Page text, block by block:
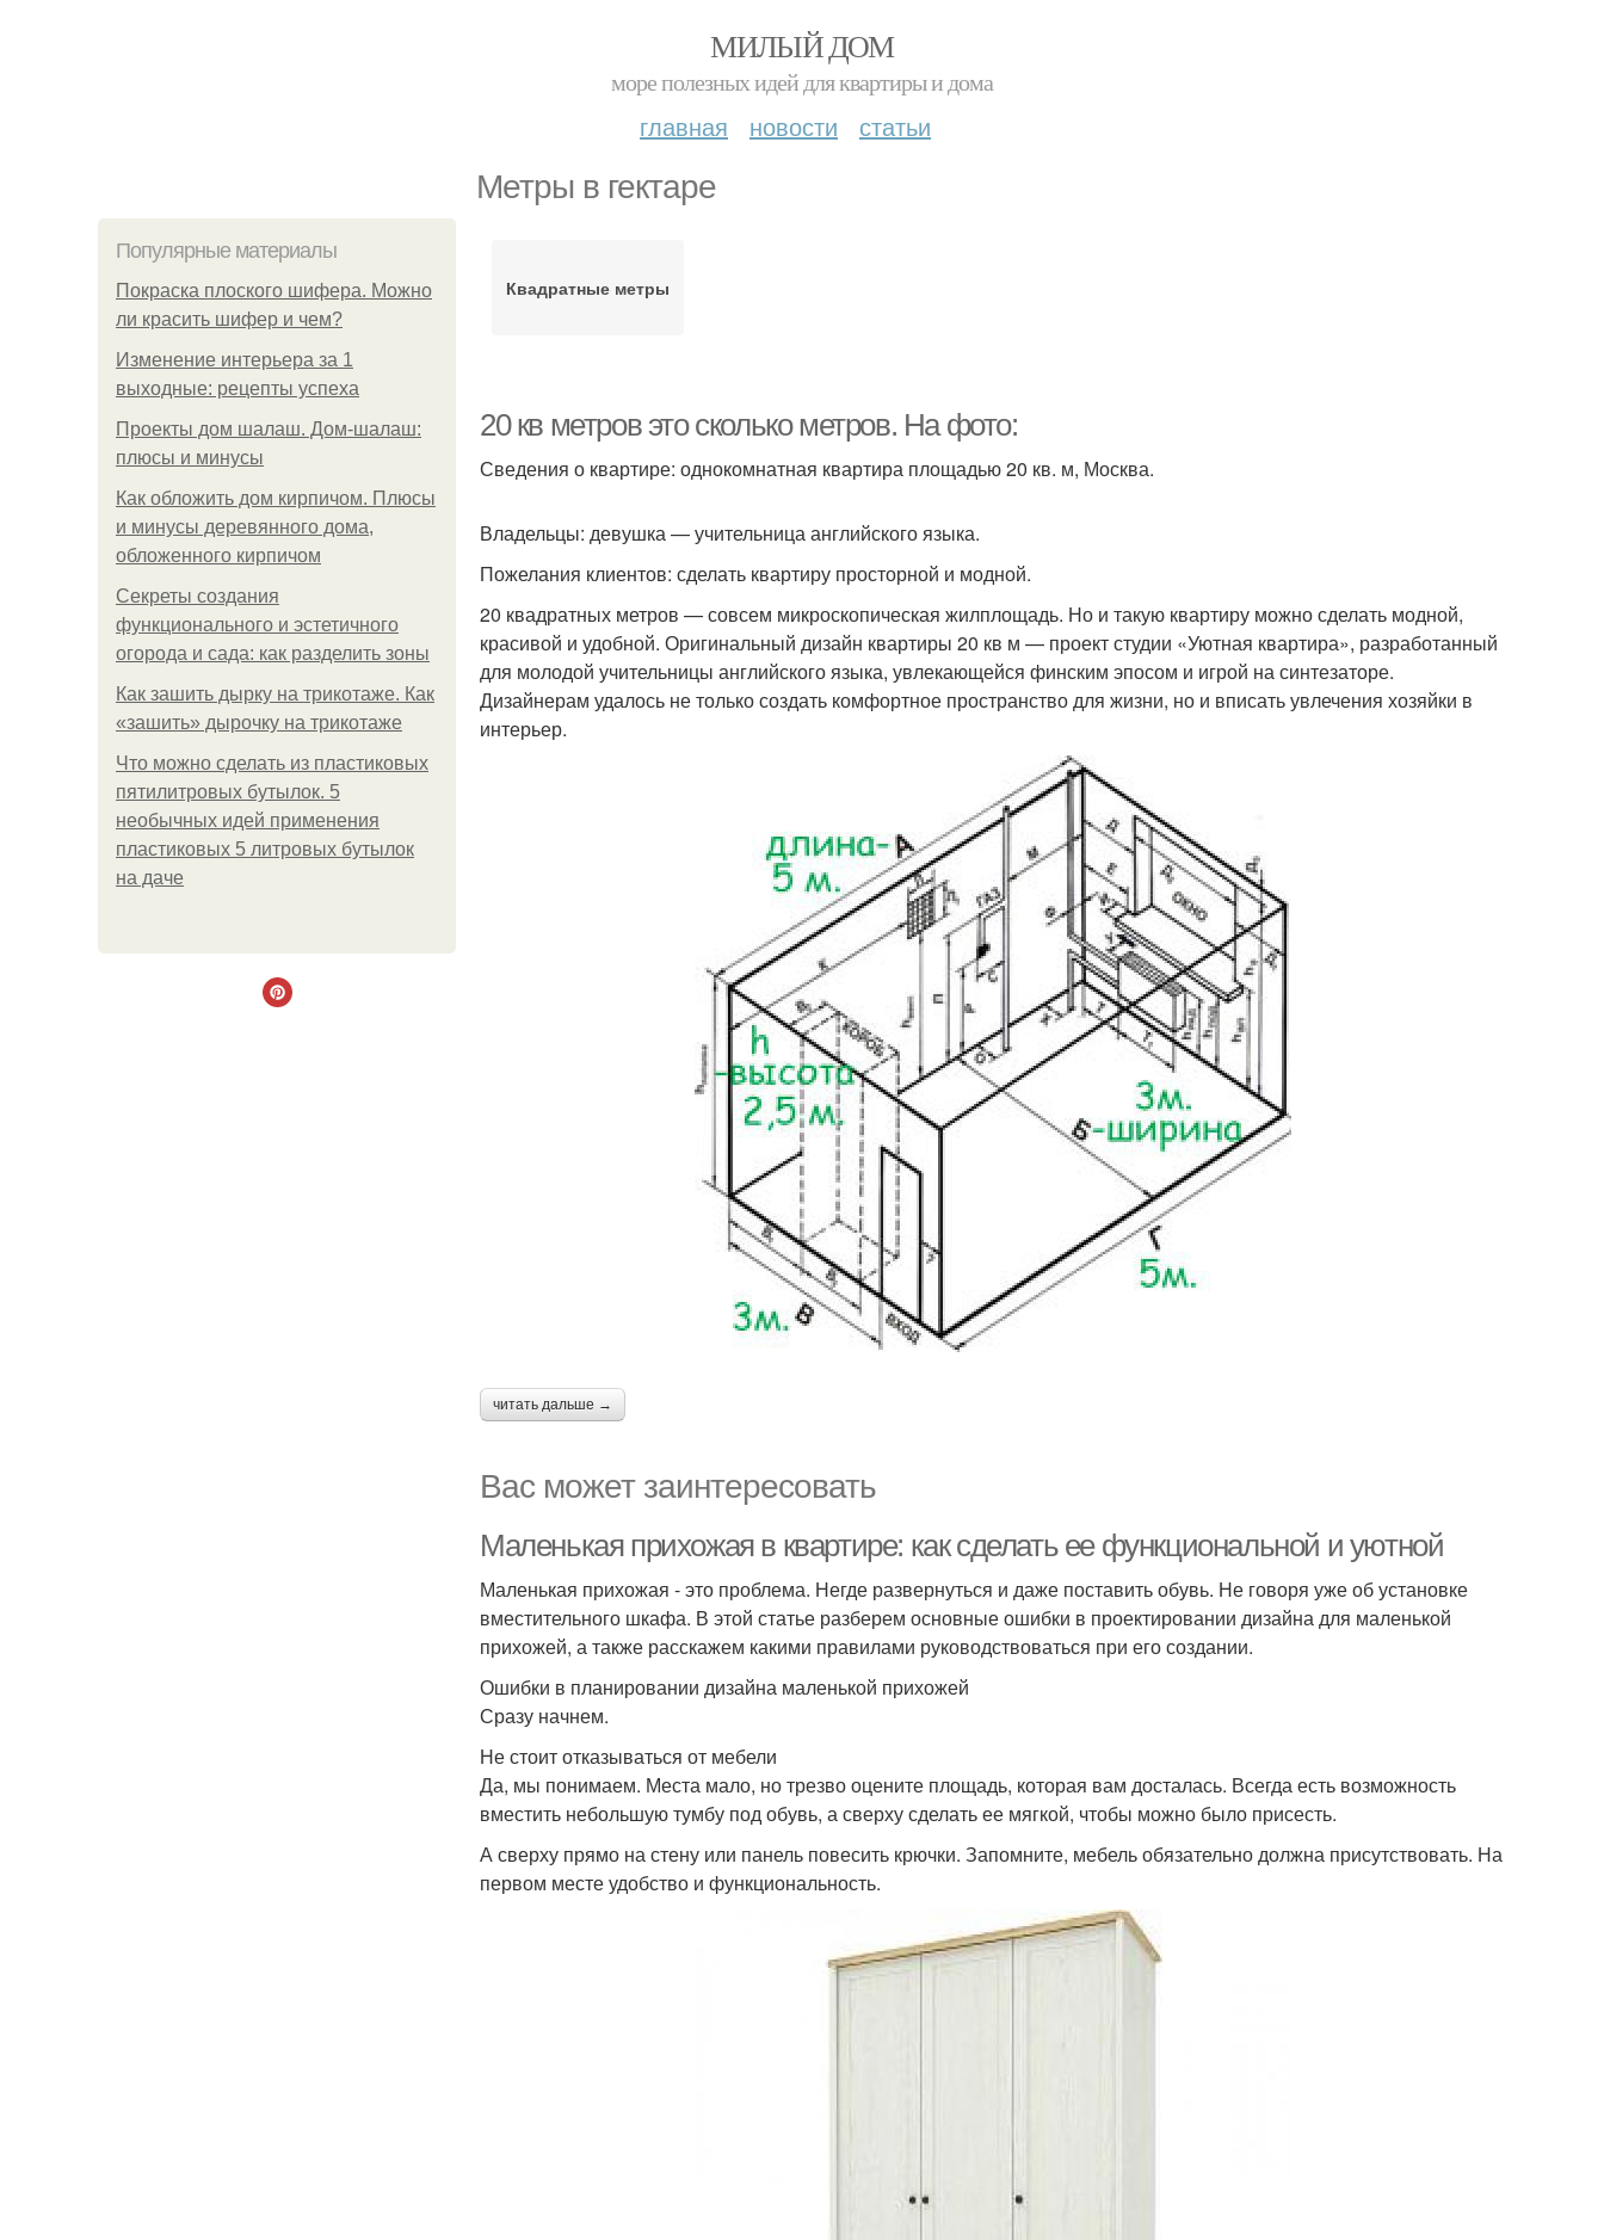
МИЛЫЙ ДОМ
море полезных идей для квартиры и дома
главная новости статьи
Метры в гектаре
Популярные материалы
Покраска плоского шифера. Можно
ли красить шифер и чем?
Изменение интерьера за 1
выходные: рецепты успеха
Проекты дом шалаш. Дом-шалаш:
плюсы и минусы
Как обложить дом кирпичом. Плюсы
и минусы деревянного дома,
обложенного кирпичом
Секреты создания
функционального и эстетичного
огорода и сада: как разделить зоны
Как зашить дырку на трикотаже. Как
«зашить» дырочку на трикотаже
Что можно сделать из пластиковых
пятилитровых бутылок. 5
необычных идей применения
пластиковых 5 литровых бутылок
на даче
Квадратные метры
20 кв метров это сколько метров. На фото:
Сведения о квартире: однокомнатная квартира площадью 20 кв. м, Москва.
Владельцы: девушка — учительница английского языка.
Пожелания клиентов: сделать квартиру просторной и модной.
20 квадратных метров — совсем микроскопическая жилплощадь. Но и такую квартиру можно сделать модной,
красивой и удобной. Оригинальный дизайн квартиры 20 кв м — проект студии «Уютная квартира», разработанный
для молодой учительницы английского языка, увлекающейся финским эпосом и игрой на синтезаторе.
Дизайнерам удалось не только создать комфортное пространство для жизни, но и вписать увлечения хозяйки в
интерьер.
читать дальше →
Вас может заинтересовать
Маленькая прихожая в квартире: как сделать ее функциональной и уютной
Маленькая прихожая - это проблема. Негде развернуться и даже поставить обувь. Не говоря уже об установке
вместительного шкафа. В этой статье разберем основные ошибки в проектировании дизайна для маленькой
прихожей, а также расскажем какими правилами руководствоваться при его создании.
Ошибки в планировании дизайна маленькой прихожей
Сразу начнем.
Не стоит отказываться от мебели
Да, мы понимаем. Места мало, но трезво оцените площадь, которая вам досталась. Всегда есть возможность
вместить небольшую тумбу под обувь, а сверху сделать ее мягкой, чтобы можно было присесть.
А сверху прямо на стену или панель повесить крючки. Запомните, мебель обязательно должна присутствовать. На
первом месте удобство и функциональность.